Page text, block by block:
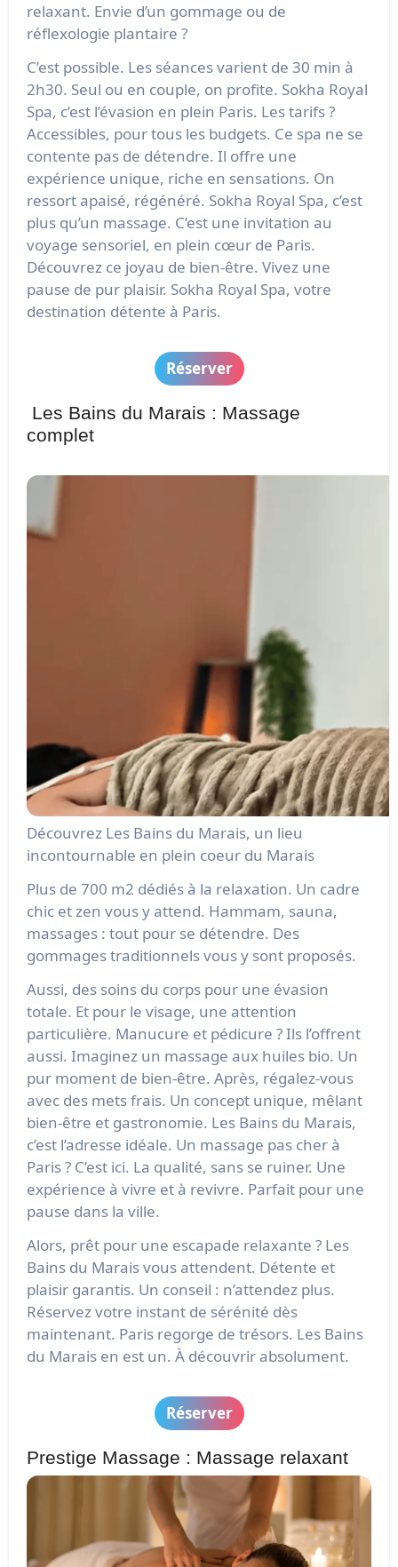
relaxant. Envie d’un gommage ou de
réflexologie plantaire ?
C’est possible. Les séances varient de 30 min à
2h30. Seul ou en couple, on profite. Sokha Royal
Spa, c’est l’évasion en plein Paris. Les tarifs ?
Accessibles, pour tous les budgets. Ce spa ne se
contente pas de détendre. Il offre une
expérience unique, riche en sensations. On
ressort apaisé, régénéré. Sokha Royal Spa, c’est
plus qu’un massage. C’est une invitation au
voyage sensoriel, en plein cœur de Paris.
Découvrez ce joyau de bien-être. Vivez une
pause de pur plaisir. Sokha Royal Spa, votre
destination détente à Paris.
Réserver
Les Bains du Marais : Massage
complet
Découvrez Les Bains du Marais, un lieu
incontournable en plein coeur du Marais
Plus de 700 m2 dédiés à la relaxation. Un cadre
chic et zen vous y attend. Hammam, sauna,
massages : tout pour se détendre. Des
gommages traditionnels vous y sont proposés.
Aussi, des soins du corps pour une évasion
totale. Et pour le visage, une attention
particulière. Manucure et pédicure ? Ils l’offrent
aussi. Imaginez un massage aux huiles bio. Un
pur moment de bien-être. Après, régalez-vous
avec des mets frais. Un concept unique, mêlant
bien-être et gastronomie. Les Bains du Marais,
c’est l’adresse idéale. Un massage pas cher à
Paris ? C’est ici. La qualité, sans se ruiner. Une
expérience à vivre et à revivre. Parfait pour une
pause dans la ville.
Alors, prêt pour une escapade relaxante ? Les
Bains du Marais vous attendent. Détente et
plaisir garantis. Un conseil : n’attendez plus.
Réservez votre instant de sérénité dès
maintenant. Paris regorge de trésors. Les Bains
du Marais en est un. À découvrir absolument.
Réserver
Prestige Massage : Massage relaxant